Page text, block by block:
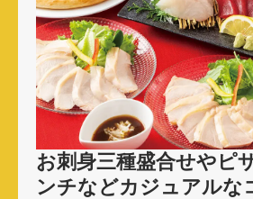
お刺身三種盛合せやピザ
ンチなどカジュアルな